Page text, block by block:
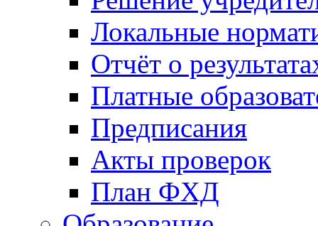
Локальные
Отчёт о
Платные
Предписания
Акты проверок
План ФХД